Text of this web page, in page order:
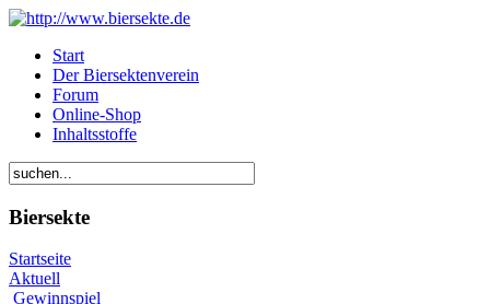
Start
Der Biersektenverein
Forum
Online-Shop
Inhaltsstoffe
Biersekte
Startseite
Aktuell
Gewinnspiel